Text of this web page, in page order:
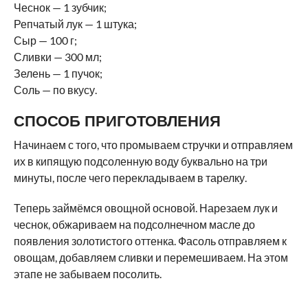
Чеснок — 1 зубчик;
Репчатый лук — 1 штука;
Сыр — 100 г;
Сливки — 300 мл;
Зелень — 1 пучок;
Соль — по вкусу.
СПОСОБ ПРИГОТОВЛЕНИЯ
Начинаем с того, что промываем стручки и отправляем
их в кипящую подсоленную воду буквально на три
минуты, после чего перекладываем в тарелку.
Теперь займёмся овощной основой. Нарезаем лук и
чеснок, обжариваем на подсолнечном масле до
появления золотистого оттенка. Фасоль отправляем к
овощам, добавляем сливки и перемешиваем. На этом
этапе не забываем посолить.